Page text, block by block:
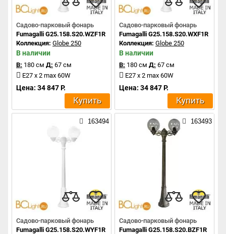
Садово-парковый фонарь
Fumagalli G25.158.S20.WZF1R
Коллекция: Globe 250
В наличии
В: 180 см Д: 67 см
E27 x 2 max 60W
Цена: 34 847 Р.
Купить
Садово-парковый фонарь
Fumagalli G25.158.S20.WXF1R
Коллекция: Globe 250
В наличии
В: 180 см Д: 67 см
E27 x 2 max 60W
Цена: 34 847 Р.
Купить
163494
Садово-парковый фонарь
Fumagalli G25.158.S20.WYF1R
163493
Садово-парковый фонарь
Fumagalli G25.158.S20.BZF1R